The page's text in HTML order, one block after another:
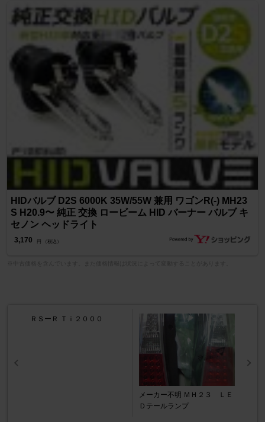
HIDバルブ D2S 6000K 35W/55W 兼用 ワゴンR(-) MH23
S H20.9〜 純正 交換 ロービーム HID バーナー バルブ キ
セノン ヘッドライト
3,170 円 （税込）
ＲＳーＲ Ｔｉ２０００
メーカー不明 ＭＨ２３ ＬＥ
Ｄテールランプ